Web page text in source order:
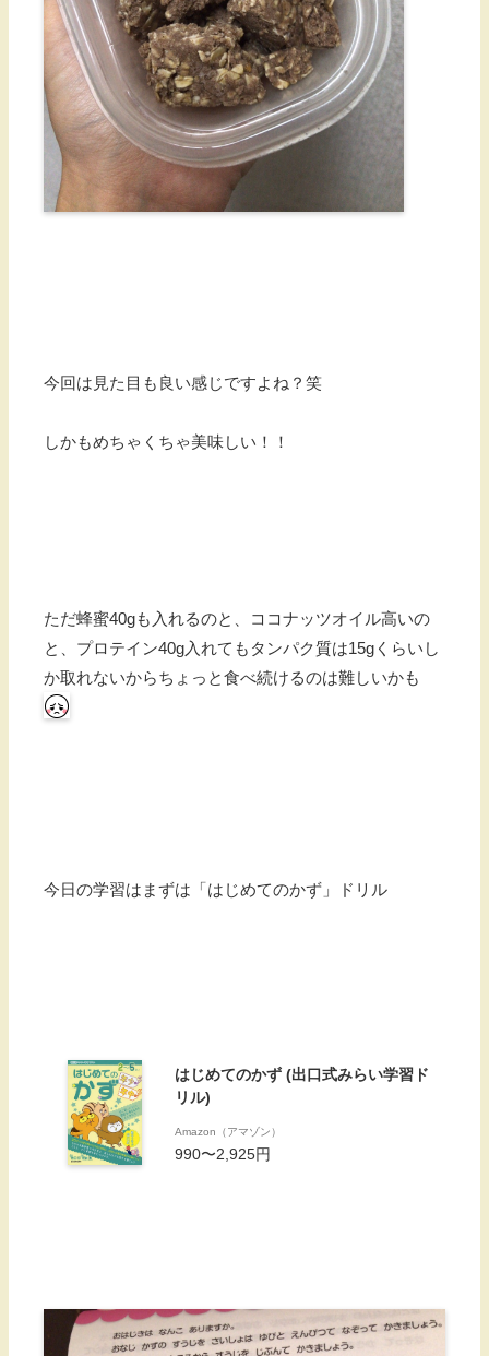
今回は見た目も良い感じですよね？笑
しかもめちゃくちゃ美味しい！！
ただ蜂蜜40gも入れるのと、ココナッツオイル高いの
と、プロテイン40g入れてもタンパク質は15gくらいし
か取れないからちょっと食べ続けるのは難しいかも
今日の学習はまずは「はじめてのかず」ドリル
はじめてのかず (出口式みらい学習ド
リル)
Amazon（アマゾン）
990〜2,925円